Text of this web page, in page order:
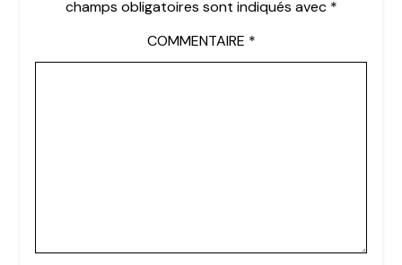
champs obligatoires sont indiqués avec *
COMMENTAIRE *